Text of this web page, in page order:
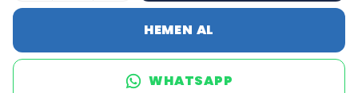
HEMEN AL
WHATSAPP